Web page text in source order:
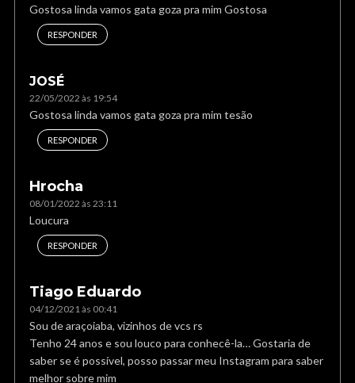
Gostosa linda vamos gata goza pra mim Gostosa
RESPONDER
JOSÉ
22/05/2022 às 19:54
Gostosa linda vamos gata goza pra mim tesão
RESPONDER
Hrocha
08/01/2022 às 23:11
Loucura
RESPONDER
Tiago Eduardo
04/12/2021 às 00:41
Sou de araçoiaba, vizinhos de vcs rs
Tenho 24 anos e sou louco para conhecê-la… Gostaria de
saber se é possível, posso passar meu Instagram para saber
melhor sobre mim